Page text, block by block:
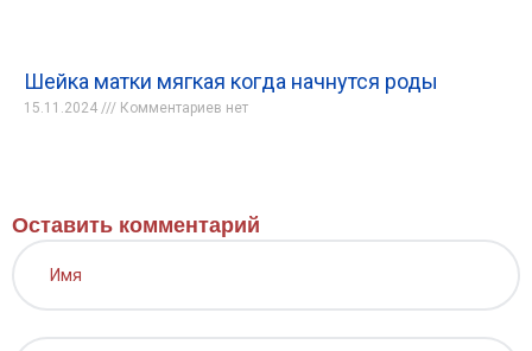
Шейка матки мягкая когда начнутся роды
15.11.2024 Комментариев нет
Оставить комментарий